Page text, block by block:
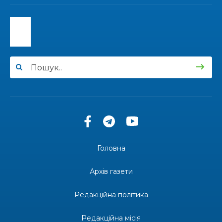
31 лип
15:24
31 лип
“Серпневі свята” – Клуб з народознавства
Юні мешканці Бахмутської громади у Харкові
долучилися до проєкту «Радість у дитячих
територіальної громади
«Дві музи» у Рівному: свято краси, мистецтва
Головна
Архів газети
Редакційна політика
Редакційна місія